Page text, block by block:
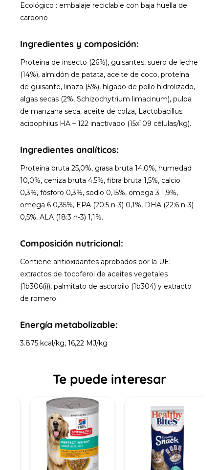
Ecológico : embalaje reciclable con baja huella de
carbono
Ingredientes y composición:
Proteína de insecto (26%), guisantes, suero de leche
(14%), almidón de patata, aceite de coco, proteína
de guisante, linaza (5%), hígado de pollo hidrolizado,
algas secas (2%, Schizochytrium limacinum), pulpa
de manzana seca, aceite de colza, Lactobacillus
acidophilus HA – 122 inactivado (15x109 células/kg).
Ingredientes analíticos:
Proteína bruta 25,0%, grasa bruta 14,0%, humedad
10,0%, ceniza bruta 4,5%, fibra bruta 1,5%, calcio
0,3%, fósforo 0,3%, sodio 0,15%, omega 3 1,9%,
omega 6 0,35%, EPA (20:5 n-3) 0,1%, DHA (22:6 n-3)
0,5%, ALA (18:3 n-3) 1,1%.
Composición nutricional:
Contiene antioxidantes aprobados por la UE:
extractos de tocoferol de aceites vegetales
(1b306(i)), palmitato de ascorbilo (1b304) y extracto
de romero.
Energía metabolizable:
3.875 kcal/kg, 16,22 MJ/kg
Te puede interesar